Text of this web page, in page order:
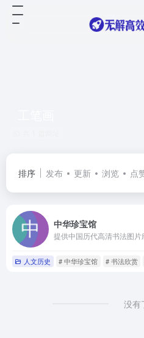
排序 发布 更新 浏览 点
中华珍宝馆
提供中国历代高清书法图
人文历史 # 中华珍宝馆 # 书法欣赏
没有